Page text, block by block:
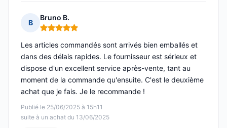
B
Bruno B.
Note : 5 sur 5
Publié le 25/06/2025 à 15h11
suite à un achat du 13/06/2025
Les articles commandés sont arrivés bien emballés et
dans des délais rapides. Le fournisseur est sérieux et
dispose d'un excellent service après-vente, tant au
moment de la commande qu'ensuite. C'est le deuxième
achat que je fais. Je le recommande !